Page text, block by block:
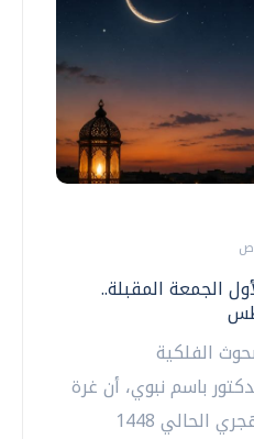
الجمعة المقبلة..
الفلكية
باسم نبوي، أن غرة
شهر ربيع الأول للعام الهجري الحالي 1448